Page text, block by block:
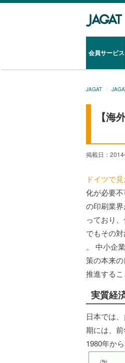
会員サービス
JAGAT
【海
掲載日：
ドイツで
化が必要
の印刷業
っており
でもその
。 中小企
策の本来
推進するこ
実質経
日本では
期には、
1980年か